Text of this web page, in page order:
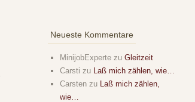
Neueste Kommentare
MinijobExperte zu Gleitzeit
Carsti zu Laß mich zählen, wie…
Carsten zu Laß mich zählen,
wie…